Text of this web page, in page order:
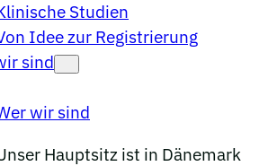
Studien
Idee zur Registrierung
sind
wir sind
Hauptsitz ist in Dänemark